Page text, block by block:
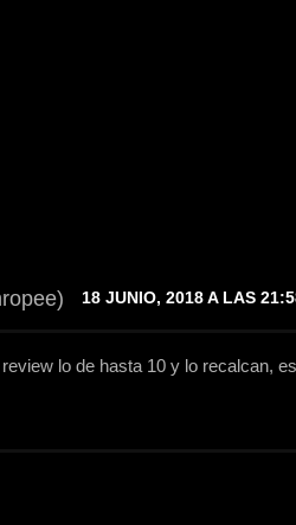
18 JUNIO, 2018 A LAS
lo de hasta 10 y lo recalcan,